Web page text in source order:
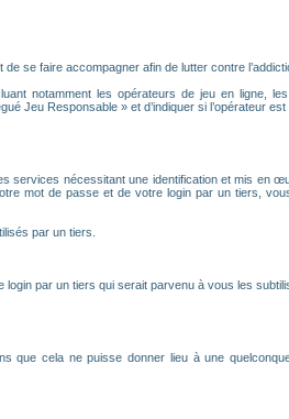
se faire accompagner afin de lutter contre
notamment les opérateurs de jeu en ligne,
Jeu Responsable » et d’indiquer si l’opérateur est
services nécessitant une identification et mis en
mot de passe et de votre login par un tiers,
par un tiers.
par un tiers qui serait parvenu à vous les
cela ne puisse donner lieu à une